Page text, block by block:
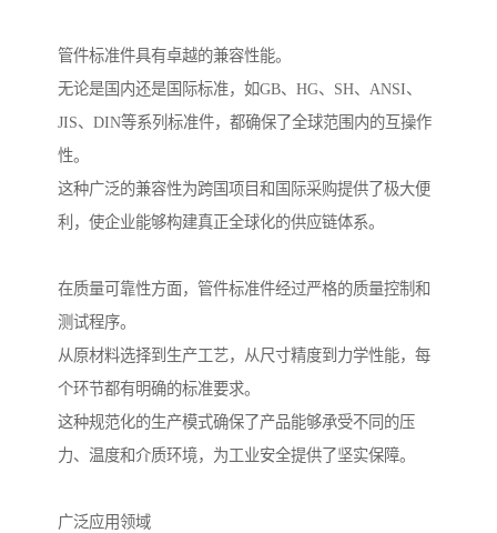
管件标准件具有卓越的兼容性能。
无论是国内还是国际标准，如GB、HG、SH、ANSI、
JIS、DIN等系列标准件，都确保了全球范围内的互操作
性。
这种广泛的兼容性为跨国项目和国际采购提供了极大便
利，使企业能够构建真正全球化的供应链体系。
在质量可靠性方面，管件标准件经过严格的质量控制和
测试程序。
从原材料选择到生产工艺，从尺寸精度到力学性能，每
个环节都有明确的标准要求。
这种规范化的生产模式确保了产品能够承受不同的压
力、温度和介质环境，为工业安全提供了坚实保障。
广泛应用领域